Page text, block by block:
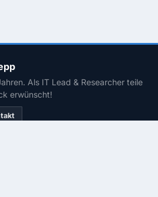
Als IT Lead & Researcher teile
erwünscht!